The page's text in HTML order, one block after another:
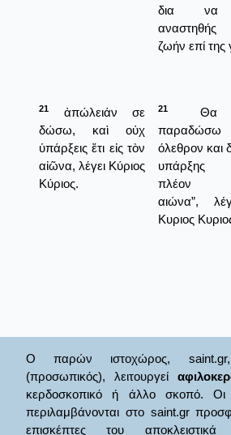
δια
ζωήν επί της
21
ἀπώλειάν σε
δώσω, καὶ οὐχ
ὑπάρξεις ἔτι εἰς τὸν
αἰῶνα, λέγει Κύριος
Κύριος.
21
Θα
όλεθρον και
υπάρξης
πλέον
αιώνα”,
Κυριος
Ο παρών ιστοχώρος, saint.gr,
(προσωπικός), λειτουργεί
κερδοσκοπικό ή άλλο σκοπό. Οι
περιλαμβάνονται στο saint.gr
επισκέπτες του